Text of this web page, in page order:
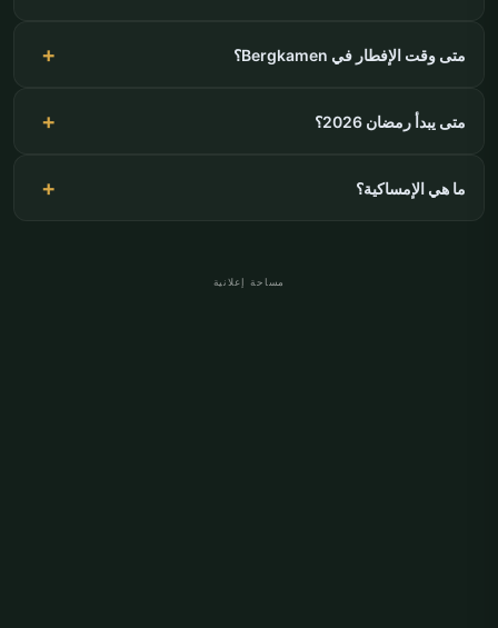
متى وقت الإفطار في Bergkamen؟
متى يبدأ رمضان 2026؟
ما هي الإمساكية؟
مساحة إعلانية